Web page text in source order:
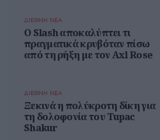
ΔΙΕΘΝΗ ΝΕΑ
Ο Slash αποκαλύπτει τι
πραγματικά κρυβόταν πίσω
από τη ρήξη με τον Axl Rose
ΔΙΕΘΝΗ ΝΕΑ
Ξεκινά η πολύκροτη δίκη για
τη δολοφονία του Tupac
Shakur